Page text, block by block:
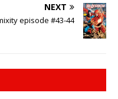
NEXT
episode #43-44